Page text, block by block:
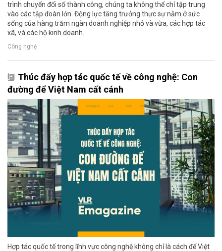
trình chuyển đổi số thành công, chúng ta không thể chỉ tập trung
vào các tập đoàn lớn. Động lực tăng trưởng thực sự nằm ở sức
sống của hàng trăm ngàn doanh nghiệp nhỏ và vừa, các hợp tác
xã, và các hộ kinh doanh.
Công nghệ
Thúc đẩy hợp tác quốc tế về công nghệ: Con
đường để Việt Nam cất cánh
Hợp tác quốc tế trong lĩnh vực công nghệ không chỉ là cách để Việt